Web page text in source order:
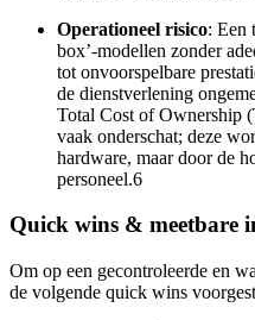
Operationeel risico: Een
box’-modellen zonder
tot onvoorspelbare
de dienstverlening
Total Cost of Ownership
vaak onderschat; deze
hardware, maar door de
personeel.6
Quick wins & meetbare
Om op een gecontroleerde en
de volgende quick wins